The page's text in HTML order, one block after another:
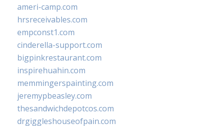
ameri-camp.com
hrsreceivables.com
empconst1.com
cinderella-support.com
bigpinkrestaurant.com
inspirehuahin.com
memmingerspainting.com
jeremypbeasley.com
thesandwichdepotcos.com
drgiggleshouseofpain.com